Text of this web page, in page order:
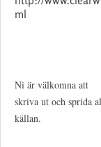
ml
Ni är välkomna att
skriva ut och sprida
källan.